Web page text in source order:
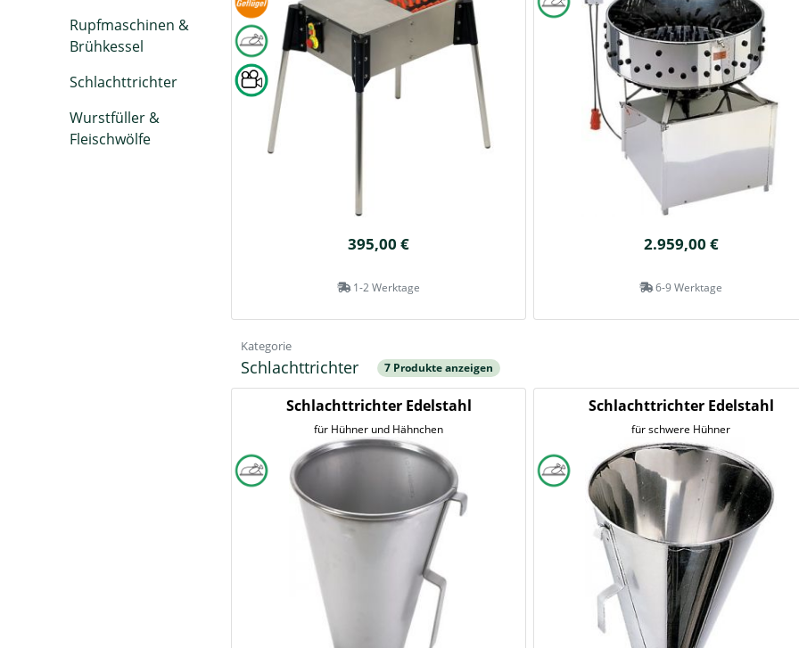
Rupfmaschinen &
Brühkessel
Schlachttrichter
Wurstfüller &
Fleischwölfe
395,00 €
1-2 Werktage
2.959,00 €
6-9 Werktage
Kategorie
Schlachttrichter 7 Produkte anzeigen
Schlachttrichter Edelstahl
für Hühner und Hähnchen
Schlachttrichter Edelstahl
für schwere Hühner